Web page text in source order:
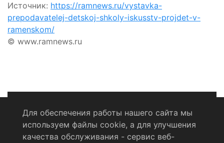
Источник: https://ramnews.ru/vystavka-
prepodavatelej-detskoj-shkoly-iskusstv-projdet-v-
ramenskom/
© www.ramnews.ru
Политика конфиденциальности
Для обеспечения работы нашего сайта мы
используем файлы cookie, а для улучшения
качества обслуживания - сервис веб-